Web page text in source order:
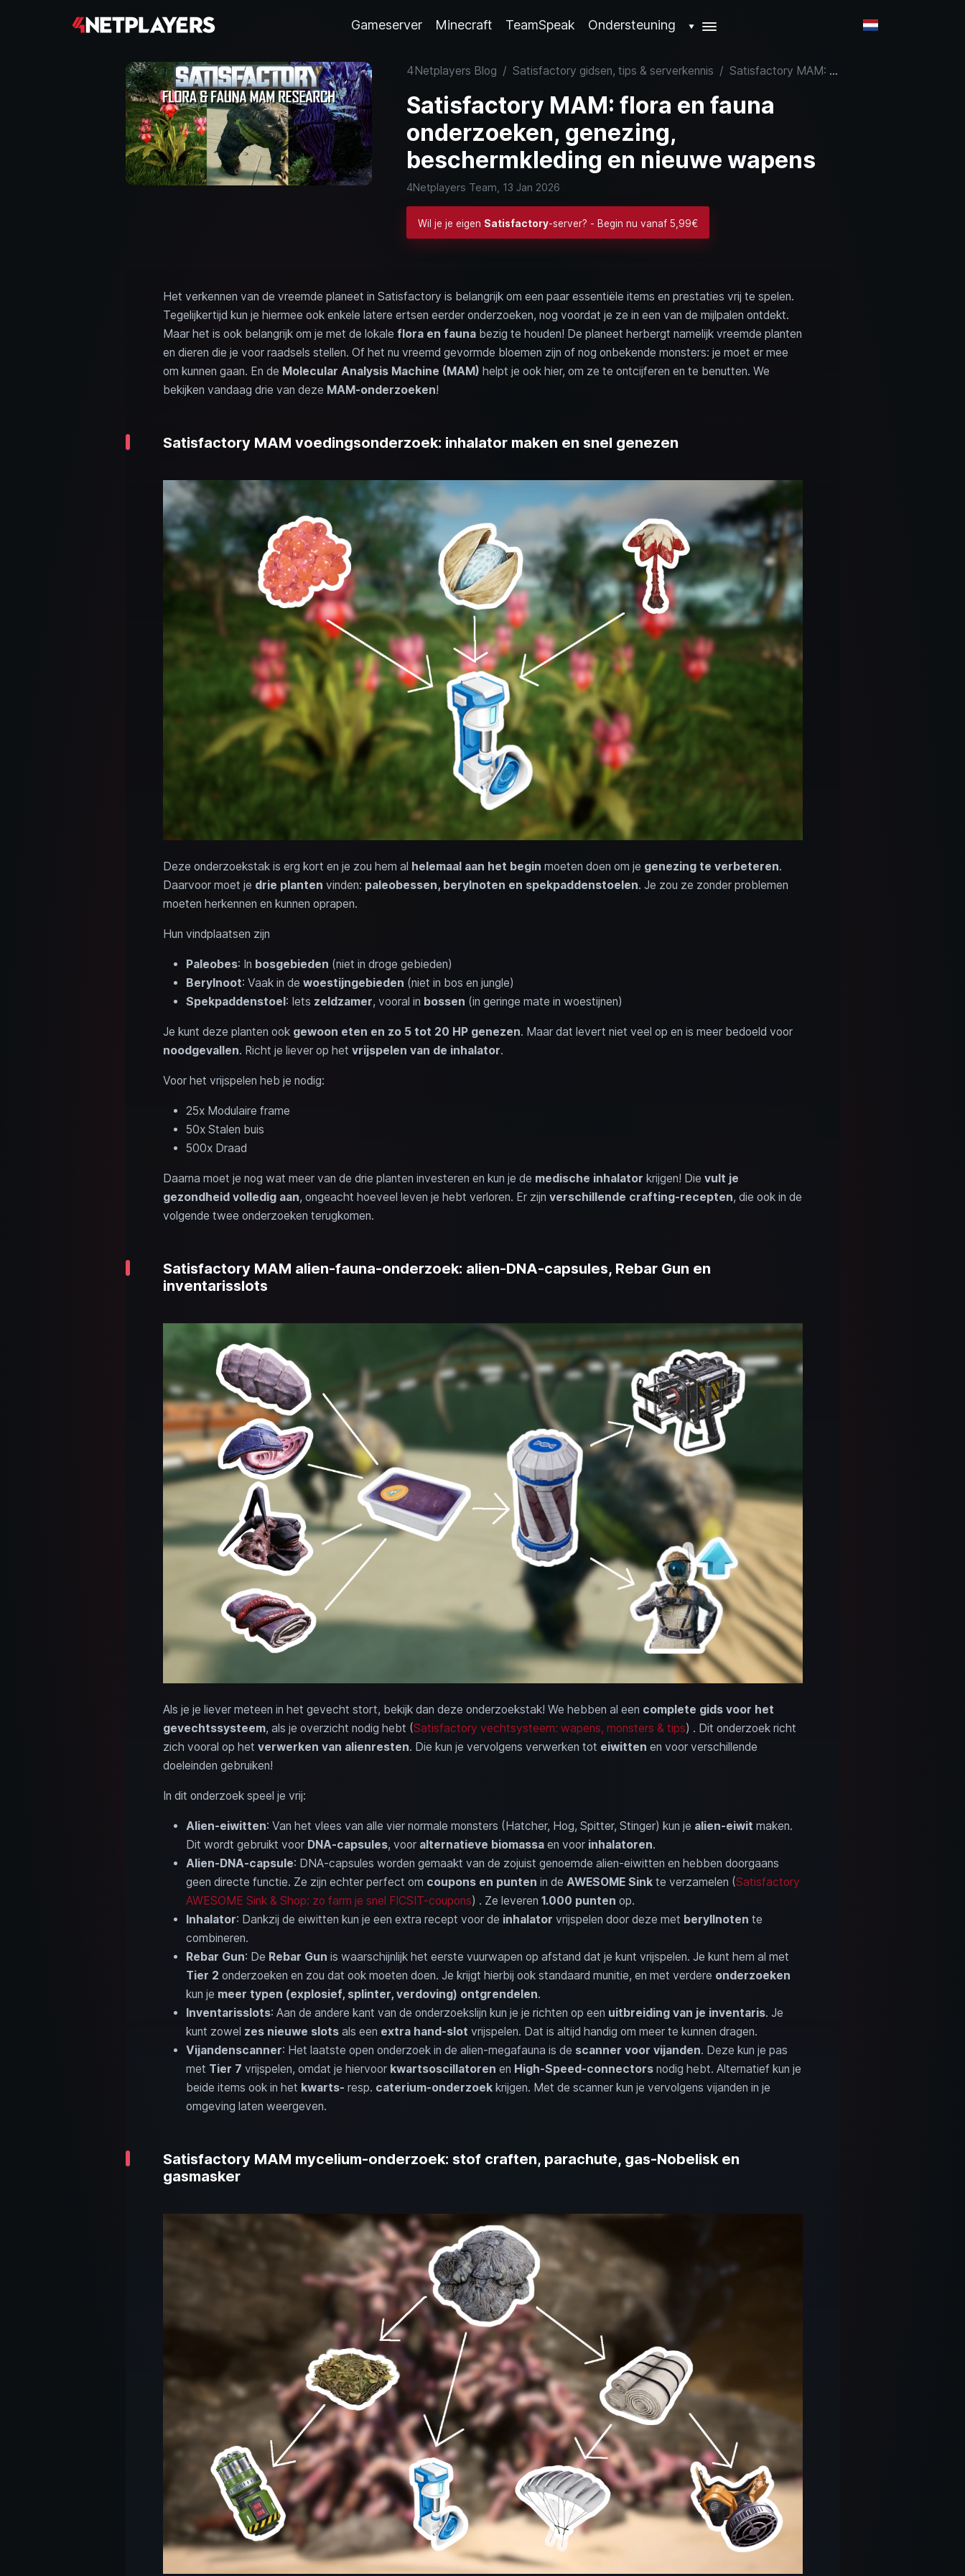
Gameserver Minecraft TeamSpeak Ondersteuning ▼
4Netplayers Blog / Satisfactory gidsen, tips & serverkennis / Satisfactory MAM: flora en fauna onderzoeken, genezing, beschermkleding en nieuwe wapens
Satisfactory MAM: flora en fauna
onderzoeken, genezing,
beschermkleding en nieuwe wapens
4Netplayers Team, 13 Jan 2026
Wil je je eigen Satisfactory-server? - Begin nu vanaf 5,99€
Het verkennen van de vreemde planeet in Satisfactory is belangrijk om een paar essentiële items en prestaties vrij te spelen.
Tegelijkertijd kun je hiermee ook enkele latere ertsen eerder onderzoeken, nog voordat je ze in een van de mijlpalen ontdekt.
Maar het is ook belangrijk om je met de lokale flora en faunabezig te houden! De planeet herbergt namelijk vreemde planten
en dieren die je voor raadsels stellen. Of het nu vreemd gevormde bloemen zijn of nog onbekende monsters: je moet er mee
om kunnen gaan. En de Molecular Analysis Machine (MAM) helpt je ook hier, om ze te ontcijferen en te benutten. We
bekijken vandaag drie van deze MAM-onderzoeken!
Satisfactory MAM voedingsonderzoek: inhalator maken en snel genezen
Deze onderzoekstak is erg kort en je zou hem al helemaal aan het begin moeten doen om je genezing te verbeteren.
Daarvoor moet je drie planten vinden: paleobessen, berylnoten en spekpaddenstoelen. Je zou ze zonder problemen
moeten herkennen en kunnen oprapen.
Hun vindplaatsen zijn
Paleobes: In bosgebieden (niet in droge gebieden)
Berylnoot: Vaak in de woestijngebieden (niet in bos en jungle)
Spekpaddenstoel: Iets zeldzamer, vooral in bossen (in geringe mate in woestijnen)
Je kunt deze planten ook gewoon eten en zo 5 tot 20 HP genezen. Maar dat levert niet veel op en is meer bedoeld voor
noodgevallen. Richt je liever op het vrijspelen van de inhalator.
Voor het vrijspelen heb je nodig:
25x Modulaire frame
50x Stalen buis
500x Draad
Daarna moet je nog wat meer van de drie planten investeren en kun je de medische inhalator krijgen! Die vult je
gezondheid volledig aan, ongeacht hoeveel leven je hebt verloren. Er zijn verschillende crafting-recepten, die ook in de
volgende twee onderzoeken terugkomen.
Satisfactory MAM alien-fauna-onderzoek: alien-DNA-capsules, Rebar Gun en
inventarisslots
Als je je liever meteen in het gevecht stort, bekijk dan deze onderzoekstak! We hebben al een complete gids voor het
gevechtssysteem, als je overzicht nodig hebt (Satisfactory vechtsysteem: wapens, monsters & tips) . Dit onderzoek richt
zich vooral op het verwerken van alienresten. Die kun je vervolgens verwerken tot eiwitten en voor verschillende
doeleinden gebruiken!
In dit onderzoek speel je vrij:
Alien-eiwitten: Van het vlees van alle vier normale monsters (Hatcher, Hog, Spitter, Stinger) kun je alien-eiwit maken.
Dit wordt gebruikt voor DNA-capsules, voor alternatieve biomassaen voor inhalatoren.
Alien-DNA-capsule: DNA-capsules worden gemaakt van de zojuist genoemde alien-eiwitten en hebben doorgaans
geen directe functie. Ze zijn echter perfect om coupons en punten in de AWESOME Sinkte verzamelen (Satisfactory
AWESOME Sink & Shop: zo farm je snel FICSIT-coupons) . Ze leveren 1.000 punten op.
Inhalator: Dankzij de eiwitten kun je een extra recept voor de inhalator vrijspelen door deze met beryllnoten te
combineren.
Rebar Gun: De Rebar Gun is waarschijnlijk het eerste vuurwapen op afstand dat je kunt vrijspelen. Je kunt hem al met
Tier 2 onderzoeken en zou dat ook moeten doen. Je krijgt hierbij ook standaard munitie, en met verdere onderzoeken
kun je meer typen (explosief, splinter, verdoving) ontgrendelen.
Inventarisslots: Aan de andere kant van de onderzoekslijn kun je je richten op een uitbreiding van je inventaris. Je
kunt zowel zes nieuwe slotsals een extra hand-slot vrijspelen. Dat is altijd handig om meer te kunnen dragen.
Vijandenscanner: Het laatste open onderzoek in de alien-megafauna is de scanner voor vijanden. Deze kun je pas
met Tier 7 vrijspelen, omdat je hiervoor kwartsoscillatoren en High-Speed-connectorsnodig hebt. Alternatief kun je
beide items ook in het kwarts- resp. caterium-onderzoekkrijgen. Met de scanner kun je vervolgens vijanden in je
omgeving laten weergeven.
Satisfactory MAM mycelium-onderzoek: stof craften, parachute, gas-Nobelisk en
gasmasker